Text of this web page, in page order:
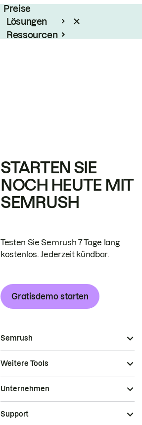
Preise
Lösungen
Ressourcen
STARTEN SIE
NOCH HEUTE MIT
SEMRUSH
Testen Sie Semrush 7 Tage lang
kostenlos. Jederzeit kündbar.
Gratisdemo starten
Semrush
Weitere Tools
Unternehmen
Support